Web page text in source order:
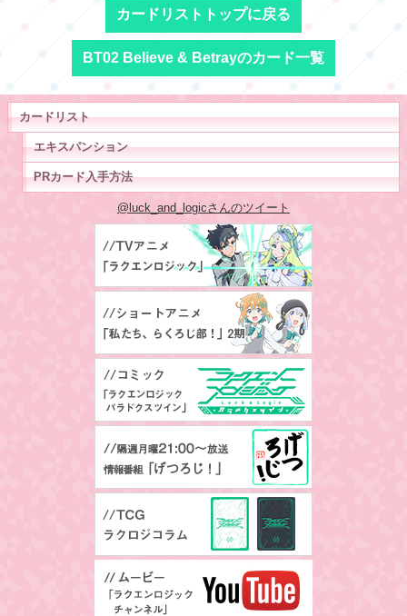
カードリストトップに戻る
BT02 Believe & Betrayのカード一覧
カードリスト
エキスパンション
PRカード入手方法
@luck_and_logicさんのツイート